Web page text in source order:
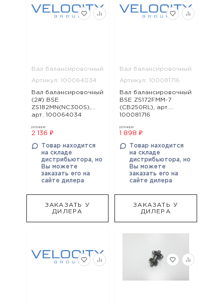
Вал балансировочный
Артикул: 100064034
Вал балансировочный
(2#) BSE
ZS182MN(NC300S),
арт. 100064034
розница
2 136 ₽
Товар находится
на складе
дистрибьютора, но
Вы можете
заказать его на
сайте дилера
ЗАКАЗАТЬ У
ДИЛЕРА
Вал балансировочный
Артикул: 100081716
Вал балансировочный
BSE ZS172FMM-7
(CB250RL), арт.
100081716
розница
1 898 ₽
Товар находится
на складе
дистрибьютора, но
Вы можете
заказать его на
сайте дилера
ЗАКАЗАТЬ У
ДИЛЕРА